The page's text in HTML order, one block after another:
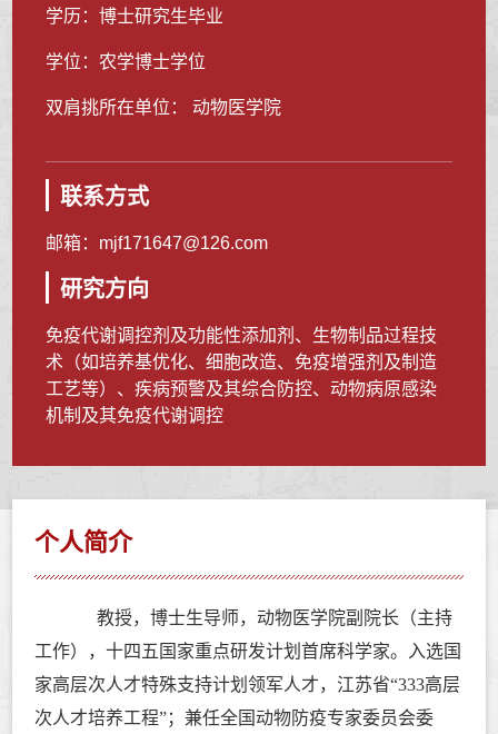
学历：博士研究生毕业
学位：农学博士学位
双肩挑所在单位： 动物医学院
联系方式
邮箱： mjf171647@126.com
研究方向
免疫代谢调控剂及功能性添加剂、生物制品过程技
术（如培养基优化、细胞改造、免疫增强剂及制造
工艺等）、疾病预警及其综合防控、动物病原感染
机制及其免疫代谢调控
个人简介
教授，博士生导师，动物医学院副院长（主持
工作），十四五国家重点研发计划首席科学家。入选国
家高层次人才特殊支持计划领军人才，江苏省“333高层
次人才培养工程”；兼任全国动物防疫专家委员会委